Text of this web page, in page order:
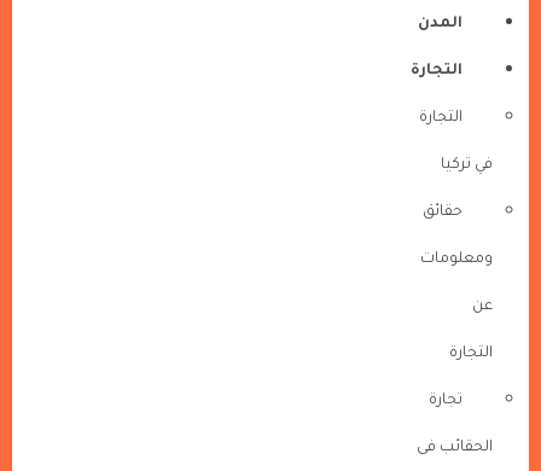
المدن
التجارة
التجارة
في تركيا
حقائق
ومعلومات
عن
التجارة
تجارة
الحقائب فى